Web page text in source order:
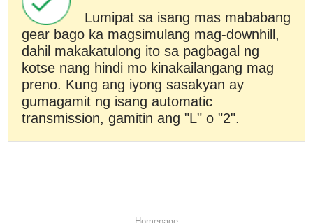
Lumipat sa isang mas mababang
gear bago ka magsimulang mag-downhill,
dahil makakatulong ito sa pagbagal ng
kotse nang hindi mo kinakailangang mag
preno. Kung ang iyong sasakyan ay
gumagamit ng isang automatic
transmission, gamitin ang "L" o "2".